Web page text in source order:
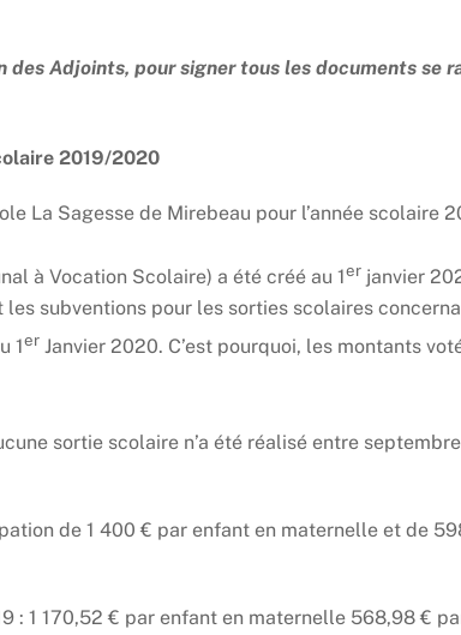
des Adjoints, pour signer tous les documents se
2019/2020
La Sagesse de Mirebeau pour l’année scolaire
à Vocation Scolaire) a été créé au 1er janvier
subventions pour les sorties scolaires
1er Janvier 2020. C’est pourquoi, les montants
sortie scolaire n’a été réalisé entre
de 1 400 € par enfant en maternelle et de
: 1 170,52 € par enfant en maternelle 568,98 €